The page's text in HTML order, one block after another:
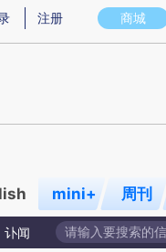
意图存在偏差。不代表财新观
商城
注册
mini+ 周刊
讣闻